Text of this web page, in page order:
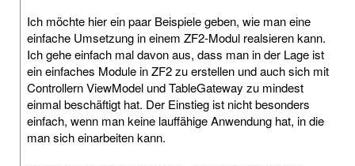
Ich möchte hier ein paar Beispiele geben, wie man eine
einfache Umsetzung in einem ZF2-Modul realsieren kann.
Ich gehe einfach mal davon aus, dass man in der Lage ist
ein einfaches Module in ZF2 zu erstellen und auch sich mit
Controllern ViewModel und TableGateway zu mindest
einmal beschäftigt hat. Der Einstieg ist nicht besonders
einfach, wenn man keine lauffähige Anwendung hat, in die
man sich einarbeiten kann.